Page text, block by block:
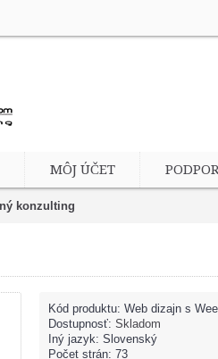
MÔJ ÚČET
konzulting
Kód produktu: Web dizajn s
Dostupnosť: Skladom
Iný jazyk: Slovenský
Počet strán: 73